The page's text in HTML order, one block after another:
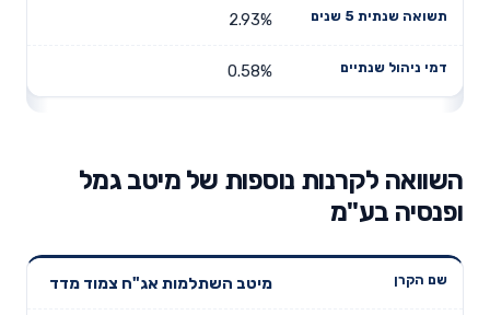
2.93%
0.58%
השוואה לקרנות נוספות של מיטב גמל
ופנסיה בע"מ
תשואה
דמי ניהול
מיטב השתלמות אג"ח צמוד מדד